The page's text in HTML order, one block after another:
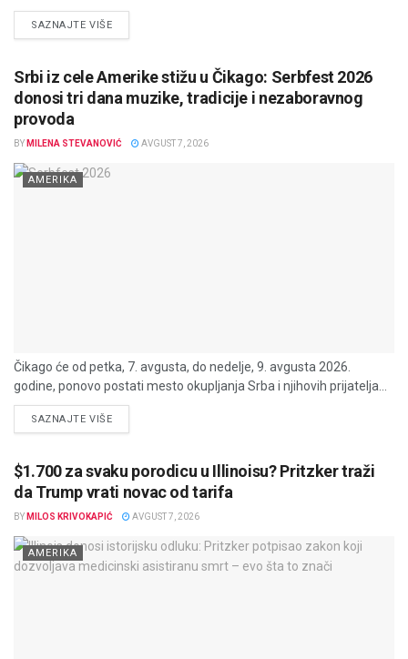
SAZNAJTE VIŠEDETAILS
Srbi iz cele Amerike stižu u Čikago: Serbfest 2026
donosi tri dana muzike, tradicije i nezaboravnog
provoda
BY MILENA STEVANOVIĆ AVGUST 7, 2026
AMERIKA
Čikago će od petka, 7. avgusta, do nedelje, 9. avgusta 2026.
godine, ponovo postati mesto okupljanja Srba i njihovih prijatelja...
SAZNAJTE VIŠEDETAILS
$1.700 za svaku porodicu u Illinoisu? Pritzker traži
da Trump vrati novac od tarifa
BY MILOS KRIVOKAPIĆ AVGUST 7, 2026
AMERIKA